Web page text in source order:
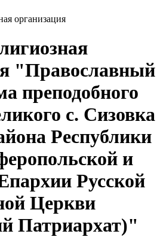
организация
"Православный
преподобного
с. Сизовка
Республики
и
Русской
Церкви
Патриархат)"